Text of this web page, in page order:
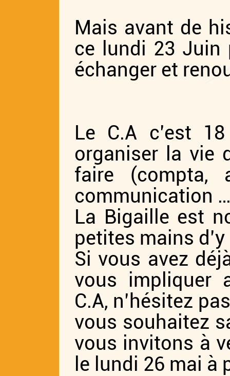
Mais avant de
ce lundi 23 Juin
échanger et
Le C.A c’est
organiser la vie
faire (compta,
communication
La Bigaille est
petites mains
Si vous avez
vous impliquer
C.A, n’hésitez
vous souhaitez
vous invitons à
le lundi 26 mai à